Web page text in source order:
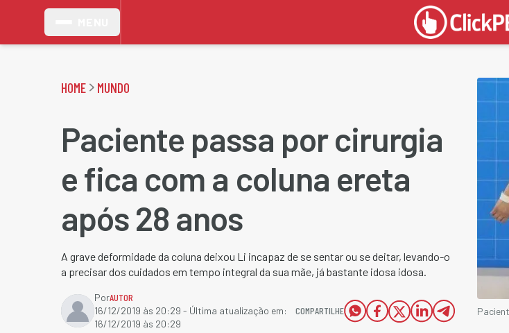
HOME MUNDO
Paciente passa por cirurgia
e fica com a coluna ereta
após 28 anos
A grave deformidade da coluna deixou Li incapaz de se sentar ou se deitar, levando-o
a precisar dos cuidados em tempo integral da sua mãe, já bastante idosa idosa.
PorAUTOR
16/12/2019 às 20:29 - Última atualização em:
16/12/2019 às 20:29
COMPARTILHE